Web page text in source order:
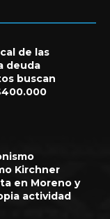
de las
deuda
buscan
Kirchner
en Moreno y
actividad